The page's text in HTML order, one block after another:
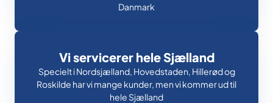
Danmark
Vi servicerer hele Sjælland
Specielt i Nordsjælland, Hovedstaden, Hillerød og
Roskilde har vi mange kunder, men vi kommer ud til
hele Sjælland